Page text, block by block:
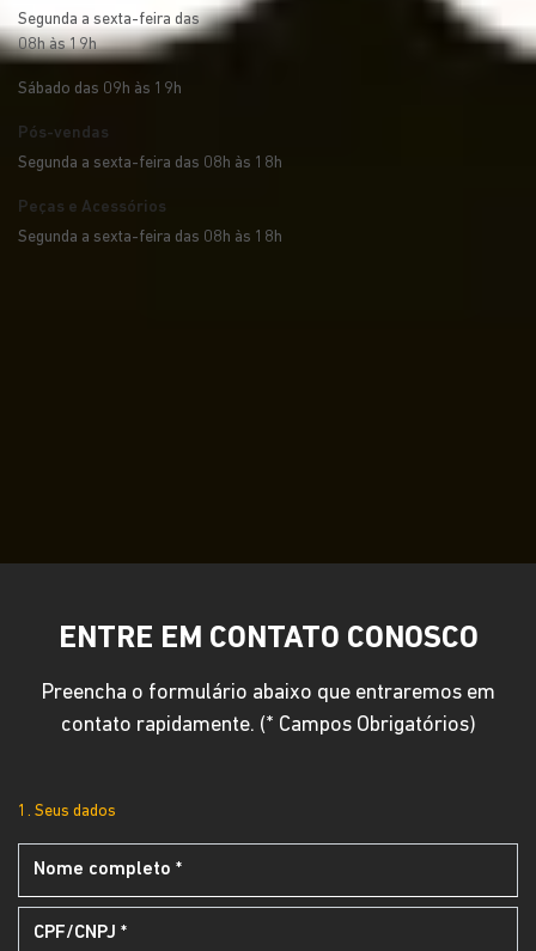
Segunda a sexta-feira das
08h às 19h
Sábado das 09h às 19h
Pós-vendas
Segunda a sexta-feira das 08h às 18h
Peças e Acessórios
Segunda a sexta-feira das 08h às 18h
ENTRE EM CONTATO CONOSCO
Preencha o formulário abaixo que entraremos em
contato rapidamente. (* Campos Obrigatórios)
1. Seus dados